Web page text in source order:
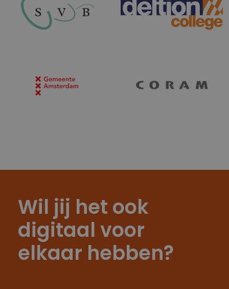
Wil jij het ook
digitaal voor
elkaar hebben?